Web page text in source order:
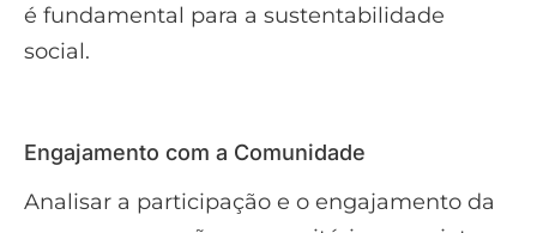
é fundamental para a sustentabilidade
social.
Engajamento com a Comunidade
Analisar a participação e o engajamento da